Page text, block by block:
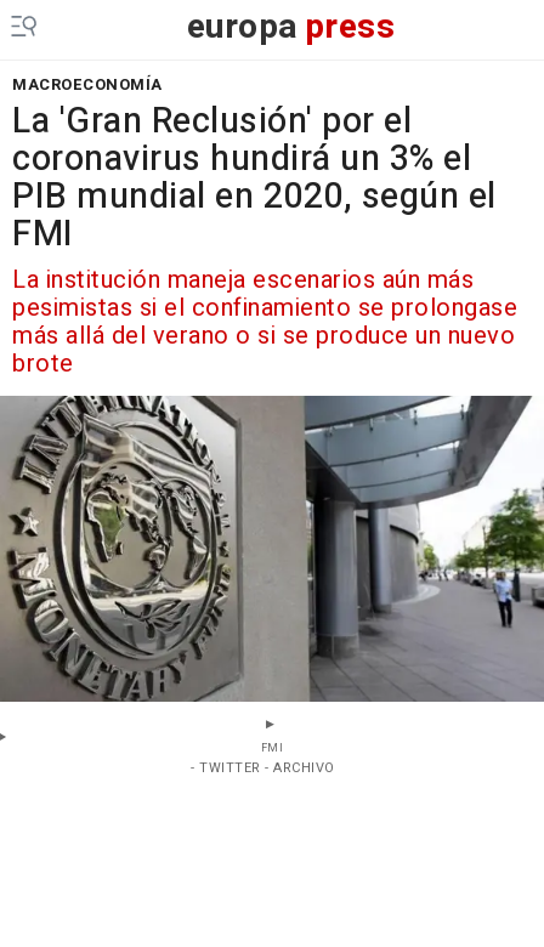
europa press
MACROECONOMÍA
La 'Gran Reclusión' por el
coronavirus hundirá un 3% el
PIB mundial en 2020, según el
FMI
La institución maneja escenarios aún más
pesimistas si el confinamiento se prolongase
más allá del verano o si se produce un nuevo
brote
FMI
- TWITTER - ARCHIVO